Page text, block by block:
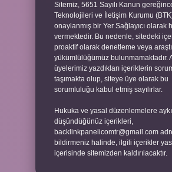
Sitemiz, 5651 Sayılı Kanun
Teknolojileri ve İletişim Kurumu
onaylanmış bir Yer Sağlayıcı olarak
vermektedir. Bu nedenle, sitedeki
proaktif olarak denetleme veya
yükümlülüğümüz bulunmamaktadır.
üyelerimiz yazdıkları içeriklerin
taşımakta olup, siteye üye olarak bu
sorumluluğu kabul etmiş sayılırlar.
Hukuka ve yasal düzenlemelere
düşündüğünüz içerikleri,
backlinkpanelicomtr@gmail.com
bildirmeniz halinde, ilgili içerikler
içerisinde sitemizden kaldırılacaktır.